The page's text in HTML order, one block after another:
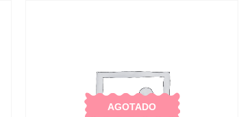
AGOTADO